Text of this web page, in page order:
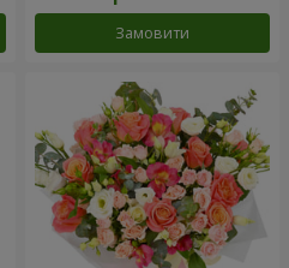
Замовити